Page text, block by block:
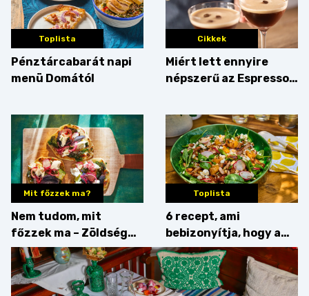
Toplista
Pénztárcabarát napi
menü Domától
Cikkek
Miért lett ennyire
népszerű az Espresso
érdemes enni mellé?
Mit főzzek ma?
Nem tudom, mit
főzzek ma – Zöldség
minden mennyiségben
Toplista
6 recept, ami
bebizonyítja, hogy a
barack húsok mellé is
zseniális